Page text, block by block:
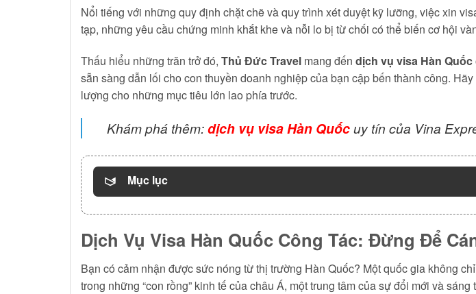
Nổi tiếng với những quy định chặt chẽ và quy trình xét duyệt kỹ lưỡng, việc xin
tạp, những yêu cầu chứng minh khắt khe và nỗi lo bị từ chối có thể biến cơ hội
Thấu hiểu những trăn trở đó, Thủ Đức Travel mang đến dịch vụ visa Hàn
sẵn sàng dẫn lối cho con thuyền doanh nghiệp của bạn cập bến thành công.
lượng cho những mục tiêu lớn lao phía trước.
Khám phá thêm:dịch vụ visa Hàn Quốcuy tín của Vina
Mục lục
Dịch Vụ Visa Hàn Quốc Công Tác: Đừng Để
Bạn có cảm nhận được sức nóng từ thị trường Hàn Quốc? Một quốc gia không
trong những “con rồng” kinh tế của châu Á, một trung tâm của sự đổi mới và sáng